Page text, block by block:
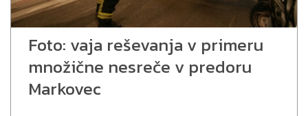
Foto: vaja reševanja v primeru
množične nesreče v predoru
Markovec